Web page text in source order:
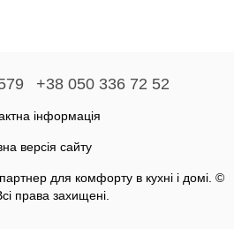
+38 050 336 72 52
інформація
версія сайту
для комфорту в кухні і домі. ©
права захищені.